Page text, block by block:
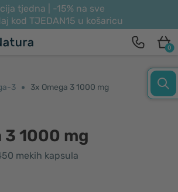
tjedna | -15% na sve
kod TJEDAN15 u košaricu
0
3 3x Omega 3 1000 mg
3 1000 mg
mekih kapsula